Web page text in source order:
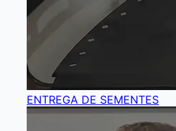
ENTREGA DE SEMENTES